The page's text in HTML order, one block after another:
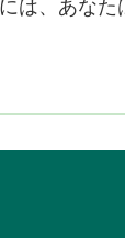
は、あな